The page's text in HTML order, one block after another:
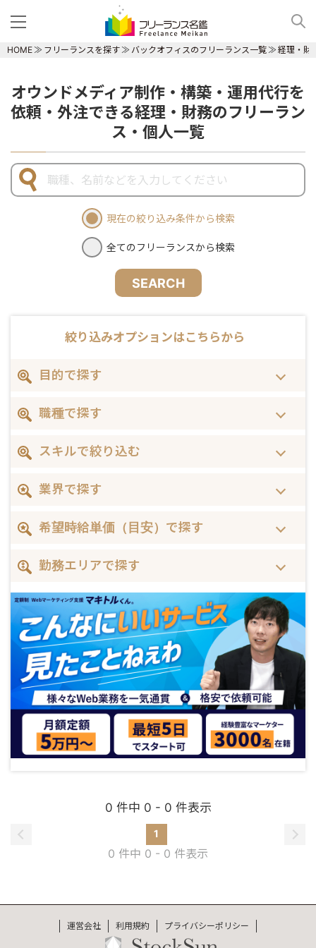
HOME フリーランスを探す バックオフィスのフリーランス一覧 経理・財
オウンドメディア制作・構築・運用代行を
依頼・外注できる経理・財務のフリーラン
ス・個人一覧
現在の絞り込み条件から検索
全てのフリーランスから検索
SEARCH
絞り込みオプションはこちらから
目的で探す
職種で探す
スキルで絞り込む
業界で探す
希望時給単価（目安）で探す
勤務エリアで探す
0 件中 0 - 0 件表示
1
0 件中 0 - 0 件表示
運営会社 利用規約 プライバシーポリシー